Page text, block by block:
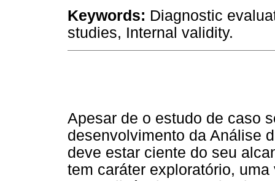
Keywords: Diagnostic
studies, Internal validity.
Apesar de o estudo de caso
desenvolvimento da Análise
deve estar ciente do seu
tem caráter exploratório,